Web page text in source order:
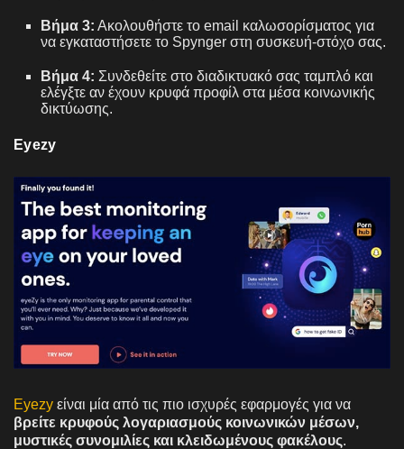
Βήμα 3: Ακολουθήστε το email καλωσορίσματος για
να εγκαταστήσετε το Spynger στη συσκευή-στόχο σας.
Βήμα 4: Συνδεθείτε στο διαδικτυακό σας ταμπλό και
ελέγξτε αν έχουν κρυφά προφίλ στα μέσα κοινωνικής
δικτύωσης.
Eyezy
Eyezy είναι μία από τις πιο ισχυρές εφαρμογές για να
βρείτε κρυφούς λογαριασμούς κοινωνικών μέσων,
μυστικές συνομιλίες και κλειδωμένους φακέλους.